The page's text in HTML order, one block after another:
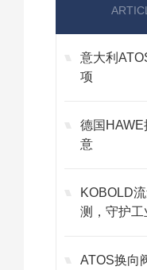
意大利
项
德国
意
KOBOLD
测，守护工
ATOS换向